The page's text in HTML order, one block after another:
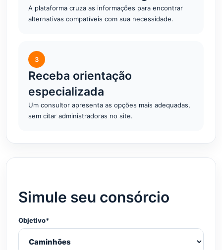
A plataforma cruza as informações para encontrar
alternativas compatíveis com sua necessidade.
3
Receba orientação
especializada
Um consultor apresenta as opções mais adequadas,
sem citar administradoras no site.
Simule seu consórcio
Objetivo*